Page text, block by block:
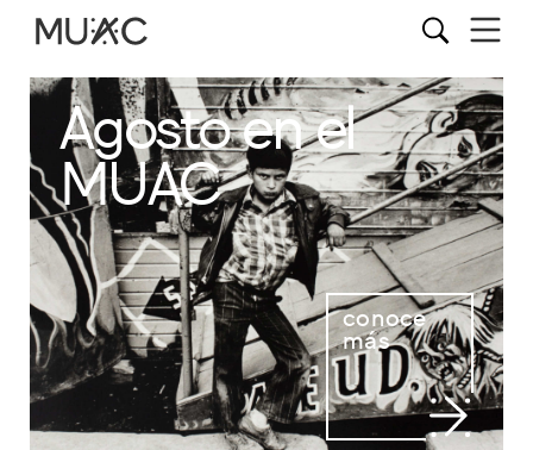
Agosto en el
MUAC
conoce
más